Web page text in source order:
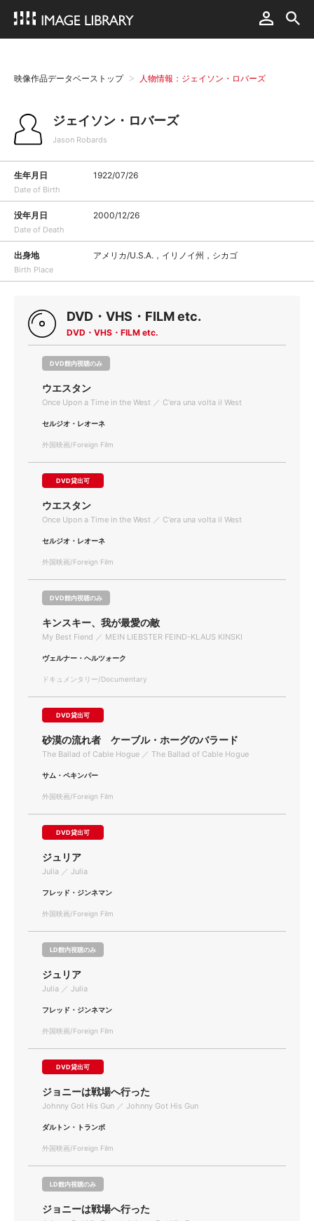
映像作品データベーストップ 人物情報：ジェイソン・ロバーズ
ジェイソン・ロバーズ
Jason Robards
生年月日
Date of Birth
1922/07/26
没年月日
Date of Death
2000/12/26
出身地
Birth Place
アメリカ/U.S.A.，イリノイ州，シカゴ
DVD・VHS・FILM etc.
DVD・VHS・FILM etc.
DVD館内視聴のみ
ウエスタン
Once Upon a Time in the West ／ C'era una volta il West
セルジオ・レオーネ
外国映画/Foreign Film
DVD貸出可
ウエスタン
Once Upon a Time in the West ／ C'era una volta il West
セルジオ・レオーネ
外国映画/Foreign Film
DVD館内視聴のみ
キンスキー、我が最愛の敵
My Best Fiend ／ MEIN LIEBSTER FEIND-KLAUS KINSKI
ヴェルナー・ヘルツォーク
ドキュメンタリー/Documentary
DVD貸出可
砂漠の流れ者 ケーブル・ホーグのバラード
The Ballad of Cable Hogue ／ The Ballad of Cable Hogue
サム・ペキンパー
外国映画/Foreign Film
DVD貸出可
ジュリア
Julia ／ Julia
フレッド・ジンネマン
外国映画/Foreign Film
LD館内視聴のみ
ジュリア
Julia ／ Julia
フレッド・ジンネマン
外国映画/Foreign Film
DVD貸出可
ジョニーは戦場へ行った
Johnny Got His Gun ／ Johnny Got His Gun
ダルトン・トランボ
外国映画/Foreign Film
LD館内視聴のみ
ジョニーは戦場へ行った